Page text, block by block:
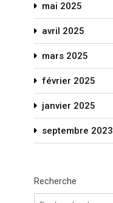
mai 2025
avril 2025
mars 2025
février 2025
janvier 2025
septembre 2023
Recherche